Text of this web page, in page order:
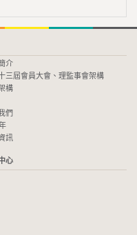
介
三屆會員大會、理監事會架構
構
們
訊
心